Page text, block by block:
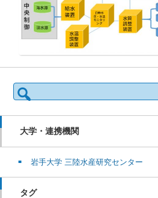
検
索:
大学・連携機関
岩手大学 三陸水産研究センター
タグ